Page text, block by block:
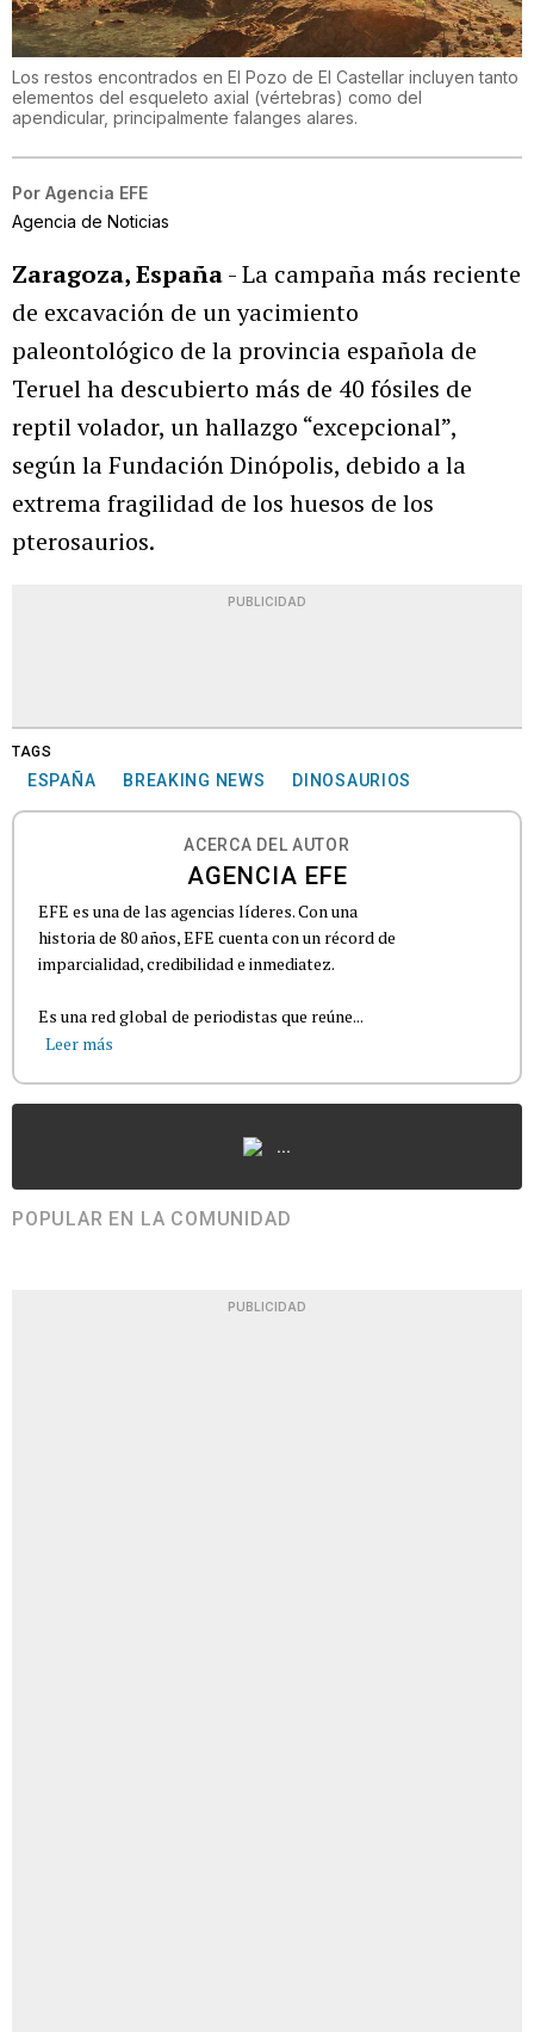
Los restos encontrados en El Pozo de El Castellar incluyen tanto
elementos del esqueleto axial (vértebras) como del
apendicular, principalmente falanges alares.
Por Agencia EFE
Agencia de Noticias
Zaragoza, España- La campaña más reciente
de excavación de un yacimiento
paleontológico de la provincia española de
Teruel ha descubierto más de 40 fósiles de
reptil volador, un hallazgo “excepcional”,
según la Fundación Dinópolis, debido a la
extrema fragilidad de los huesos de los
pterosaurios.
PUBLICIDAD
TAGS
ESPAÑA BREAKING NEWS DINOSAURIOS
ACERCA DEL AUTOR
AGENCIA EFE
EFE es una de las agencias líderes. Con una
historia de 80 años, EFE cuenta con un récord de
imparcialidad, credibilidad e inmediatez.
Es una red global de periodistas que reúne...
Leer más
...
POPULAR EN LA COMUNIDAD
PUBLICIDAD